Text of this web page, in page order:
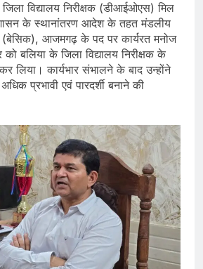
विद्यालय निरीक्षक (डीआईओएस) मिल
के स्थानांतरण आदेश के तहत मंडलीय
(बेसिक), आजमगढ़ के पद पर कार्यरत मनोज
बलिया के जिला विद्यालय निरीक्षक के
लिया। कार्यभार संभालने के बाद उन्होंने
प्रभावी एवं पारदर्शी बनाने की